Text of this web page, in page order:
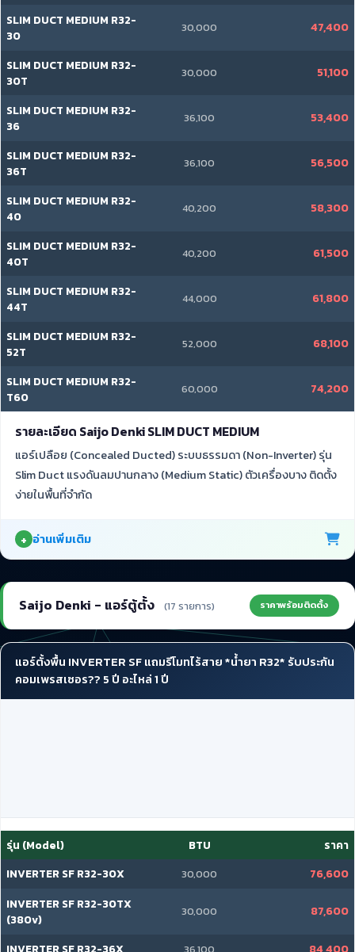
SLIM DUCT MEDIUM R32-
30
30,000 47,400
SLIM DUCT MEDIUM R32-
30T
30,000 51,100
SLIM DUCT MEDIUM R32-
36
36,100 53,400
SLIM DUCT MEDIUM R32-
36T
36,100 56,500
SLIM DUCT MEDIUM R32-
40
40,200 58,300
SLIM DUCT MEDIUM R32-
40T
40,200 61,500
SLIM DUCT MEDIUM R32-
44T
44,000 61,800
SLIM DUCT MEDIUM R32-
52T
52,000 68,100
SLIM DUCT MEDIUM R32-
T60
60,000 74,200
รายละเอียด Saijo Denki SLIM DUCT MEDIUM
แอร์เปลือย (Concealed Ducted) ระบบธรรมดา (Non-Inverter) รุ่น
Slim Duct แรงดันลมปานกลาง (Medium Static) ตัวเครื่องบาง ติดตั้ง
ง่ายในพื้นที่จำกัด
อ่านเพิ่มเติม
Saijo Denki - แอร์ตู้ตั้ง (17 รายการ) ราคาพร้อมติดตั้ง
แอร์ตั้งพื้น INVERTER SF แถมรีโมทไร้สาย *น้ำยา R32* รับประกัน
คอมเพรสเซอร?? 5 ปี อะไหล่ 1 ปี
รุ่น (Model) BTU
ราคา
INVERTER SF R32-30X
30,000 76,600
INVERTER SF R32-30TX
(380v)
30,000 87,600
INVERTER SF R32-36X